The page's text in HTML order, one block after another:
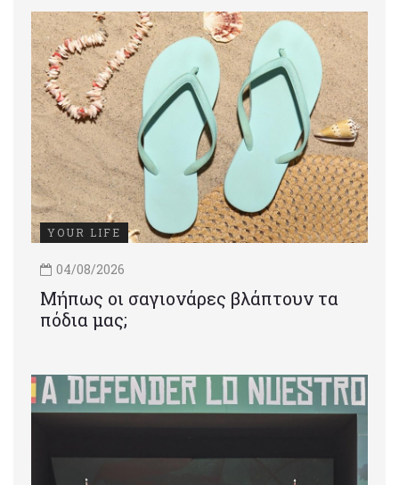
YOUR LIFE
04/08/2026
Μήπως οι σαγιονάρες βλάπτουν τα
πόδια μας;